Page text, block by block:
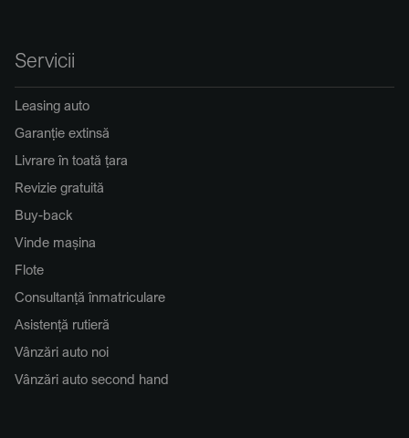
Servicii
Leasing auto
Garanție extinsă
Livrare în toată țara
Revizie gratuită
Buy-back
Vinde mașina
Flote
Consultanță înmatriculare
Asistență rutieră
Vânzări auto noi
Vânzări auto second hand